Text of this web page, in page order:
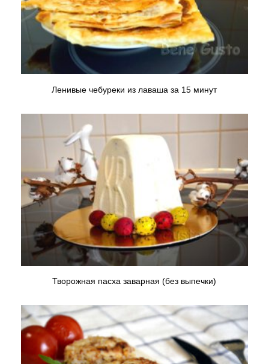
Ленивые чебуреки из лаваша за 15 минут
Творожная пасха заварная (без выпечки)